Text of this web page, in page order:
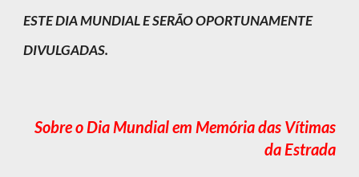
ESTE DIA MUNDIAL E SERÃO OPORTUNAMENTE
DIVULGADAS.
Sobre o Dia Mundial em Memória das Vítimas
da Estrada